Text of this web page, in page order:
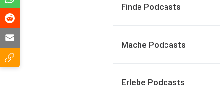
Finde Podcasts
Mache Podcasts
Erlebe Podcasts